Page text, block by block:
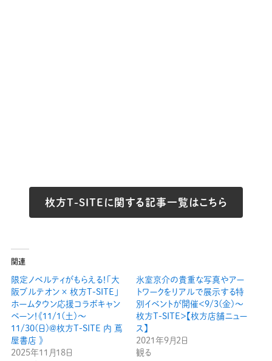
枚方T-SITEに関する記事一覧はこちら
関連
限定ノベルティがもらえる！「大
阪ブルテオン × 枚方T-SITE」
ホームタウン応援コラボキャン
ペーン！《11/1(土)〜
11/30(日)＠枚方T-SITE 内 蔦
屋書店 》
2025年11月18日
氷室京介の貴重な写真やアー
トワークをリアルで展示する特
別イベントが開催＜9/3(金)〜
枚方T-SITE＞【枚方店舗ニュー
ス】
2021年9月2日
観る